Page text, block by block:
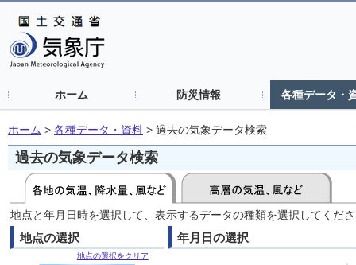
ホーム 防災情報 各種データ・
ホーム > 各種データ・資料 > 過去の気象データ検索
過去の気象データ検索
地点と年月日時を選択して、表示するデータの種類を選択してくだ
地点の選択
地点の選択をクリア
年月日の選択